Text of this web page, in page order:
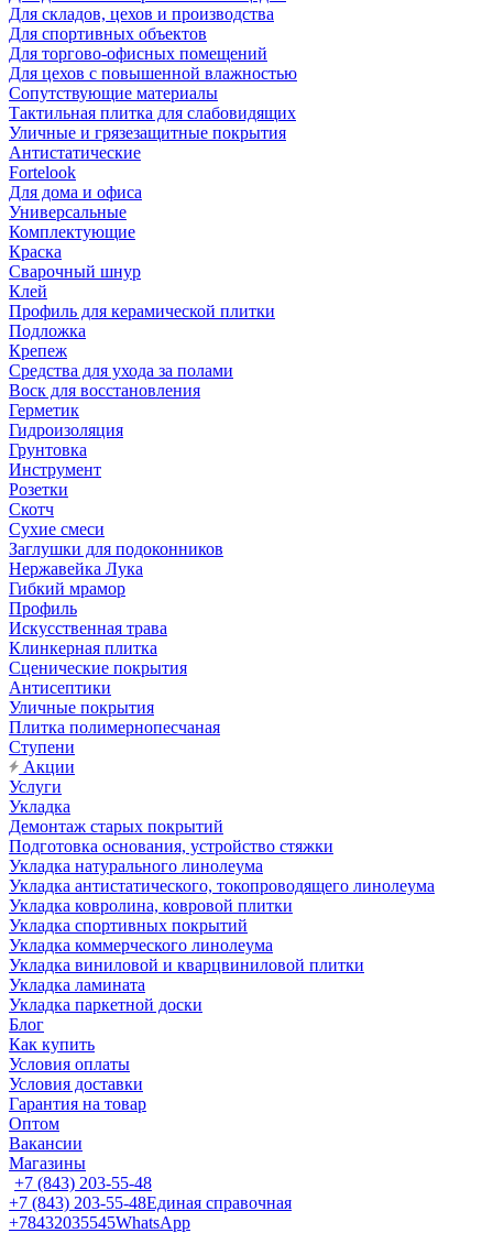
Для складов, цехов и производства
Для спортивных объектов
Для торгово-офисных помещений
Для цехов с повышенной влажностью
Сопутствующие материалы
Тактильная плитка для слабовидящих
Уличные и грязезащитные покрытия
Антистатические
Fortelook
Для дома и офиса
Универсальные
Комплектующие
Краска
Сварочный шнур
Клей
Профиль для керамической плитки
Подложка
Крепеж
Средства для ухода за полами
Воск для восстановления
Герметик
Гидроизоляция
Грунтовка
Инструмент
Розетки
Скотч
Сухие смеси
Заглушки для подоконников
Нержавейка Лука
Гибкий мрамор
Профиль
Искусственная трава
Клинкерная плитка
Сценические покрытия
Антисептики
Уличные покрытия
Плитка полимернопесчаная
Ступени
Акции
Услуги
Укладка
Демонтаж старых покрытий
Подготовка основания, устройство стяжки
Укладка натурального линолеума
Укладка антистатического, токопроводящего линолеума
Укладка ковролина, ковровой плитки
Укладка спортивных покрытий
Укладка коммерческого линолеума
Укладка виниловой и кварцвиниловой плитки
Укладка ламината
Укладка паркетной доски
Блог
Как купить
Условия оплаты
Условия доставки
Гарантия на товар
Оптом
Вакансии
Магазины
+7 (843) 203-55-48
+7 (843) 203-55-48Единая справочная
+78432035545WhatsApp